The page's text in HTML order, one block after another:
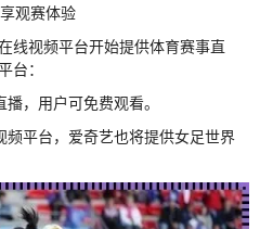
观赛体验
线视频平台开始提供体育赛事直
台：
，用户可免费观看。
平台，爱奇艺也将提供女足世界